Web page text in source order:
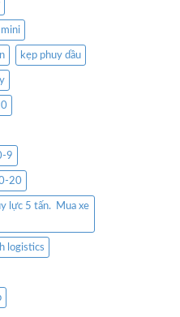
kẹp phuy dầu
9
20
lực 5 tấn. Mua xe
logistics